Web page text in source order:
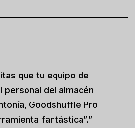
que tu equipo de
personal del almacén
Goodshuffle Pro
fantástica”.”